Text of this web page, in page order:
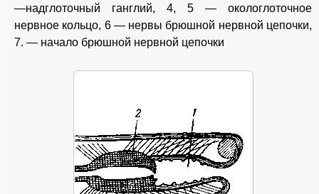
—надглоточный ганглий, 4, 5 — окологлоточное
нервное кольцо, 6 — нервы брюшной нервной цепочки,
7. — начало брюшной нервной цепочки